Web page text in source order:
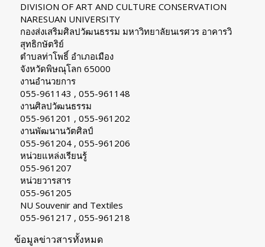
DIVISION OF ART AND CULTURE CONSERVATION
NARESUAN UNIVERSITY
กองส่งเสริมศิลปวัฒนธรรม มหาวิทยาลัยนเรศวร อาคารวิ
สุทธิกษัตริย์
ตำบลท่าโพธิ์ อำเภอเมือง
จังหวัดพิษณุโลก 65000
งานอำนวยการ
055-961143 , 055-961148
งานศิลปวัฒนธรรม
055-961201 , 055-961202
งานพัฒนานวัตศิลป์
055-961204 , 055-961206
หน่วยแหล่งเรียนรู้
055-961207
หน่วยวารสาร
055-961205
NU Souvenir and Textiles
055-961217 , 055-961218
ข้อมูลข่าวสารทั้งหมด